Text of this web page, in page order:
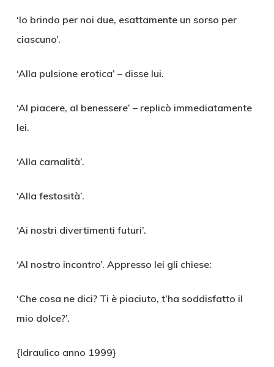
‘Io brindo per noi due, esattamente un sorso per
ciascuno’.
‘Alla pulsione erotica’ – disse lui.
‘Al piacere, al benessere’ – replicò immediatamente
lei.
‘Alla carnalità’.
‘Alla festosità’.
‘Ai nostri divertimenti futuri’.
‘Al nostro incontro’. Appresso lei gli chiese:
‘Che cosa ne dici? Ti è piaciuto, t’ha soddisfatto il
mio dolce?’.
{Idraulico anno 1999}